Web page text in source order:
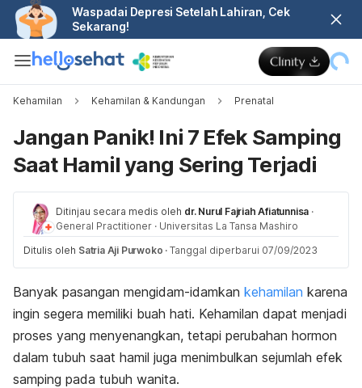
Waspadai Depresi Setelah Lahiran, Cek
Sekarang!
Kehamilan Kehamilan & Kandungan Prenatal
Jangan Panik! Ini 7 Efek Samping
Saat Hamil yang Sering Terjadi
Ditinjau secara medis oleh dr. Nurul Fajriah Afiatunnisa ·
General Practitioner · Universitas La Tansa Mashiro
Ditulis oleh Satria Aji Purwoko · Tanggal diperbarui 07/09/2023
Banyak pasangan mengidam-idamkan kehamilan karena
ingin segera memiliki buah hati. Kehamilan dapat menjadi
proses yang menyenangkan, tetapi perubahan hormon
dalam tubuh saat hamil juga menimbulkan sejumlah efek
samping pada tubuh wanita.